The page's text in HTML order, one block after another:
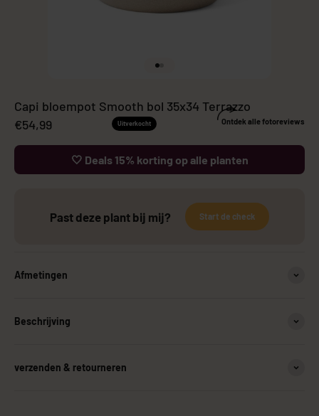
Capi bloempot Smooth bol 35x34 Terrazzo
Aanbiedingsprijs
€54,99 Uitverkocht Ontdek alle fotoreviews
🤍 Deals 15% korting op alle planten
Past deze plant bij mij? Start de check
Afmetingen
Beschrijving
verzenden & retourneren